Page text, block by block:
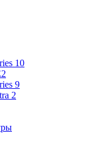
10
9
2